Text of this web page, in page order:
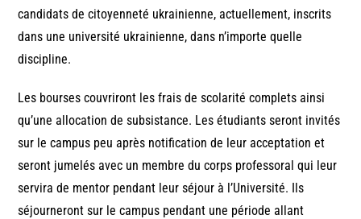
candidats de citoyenneté ukrainienne, actuellement, inscrits
dans une université ukrainienne, dans n’importe quelle
discipline.
Les bourses couvriront les frais de scolarité complets ainsi
qu’une allocation de subsistance. Les étudiants seront invités
sur le campus peu après notification de leur acceptation et
seront jumelés avec un membre du corps professoral qui leur
servira de mentor pendant leur séjour à l’Université. Ils
séjourneront sur le campus pendant une période allant